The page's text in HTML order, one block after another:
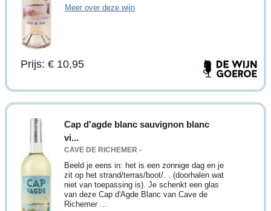
Meer over deze wijn
Prijs: € 10,95
Cap d'agde blanc sauvignon blanc
vi...
CAVE DE RICHEMER -
Beeld je eens in: het is een zonnige dag en je
zit op het strand/terras/boot/. . (doorhalen wat
niet van toepassing is). Je schenkt een glas
van deze Cap d'Agde Blanc van Cave de
Richemer ...